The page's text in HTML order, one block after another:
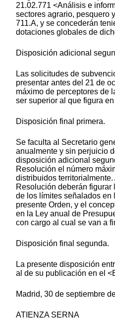
21.02.771 <Análisis e
sectores agrario, pesquero
711.A, y se concederán
dotaciones globales de
Disposición adicional
Las solicitudes de
presentar antes del 21 de
máximo de perceptores de
ser superior al que figura
Disposición final primera.
Se faculta al Secretario
anualmente y sin perjuicio
disposición adicional
Resolución el número
distribuidos
Resolución deberán
de los límites señalados en
presente Orden, y el
en la Ley anual de
con cargo al cual se van a
Disposición final segunda.
La presente disposición
al de su publicación en el
Madrid, 30 de septiembre
ATIENZA SERNA